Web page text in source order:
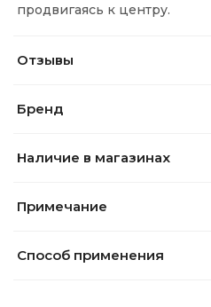
продвигаясь к центру.
Отзывы
Бренд
Наличие в магазинах
Примечание
Способ применения